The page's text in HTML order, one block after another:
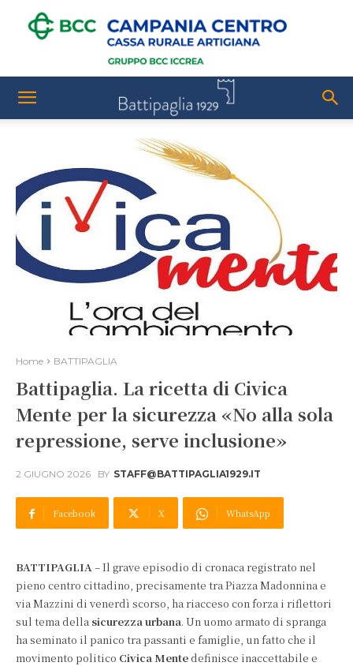
Home BATTIPAGLIA
Battipaglia. La ricetta di Civica
Mente per la sicurezza «No alla sola
repressione, serve inclusione»
2 GIUGNO 2026 BY STAFF@BATTIPAGLIA1929.IT
Facebook X WhatsApp
BATTIPAGLIA– Il grave episodio di cronaca registrato nel
pieno centro cittadino, precisamente tra Piazza Madonnina e
via Mazzini di venerdì scorso, ha riacceso con forza i riflettori
sul tema della sicurezza urbana. Un uomo armato di spranga
ha seminato il panico tra passanti e famiglie, un fatto che il
movimento politico Civica Mentedefinisce inaccettabile e